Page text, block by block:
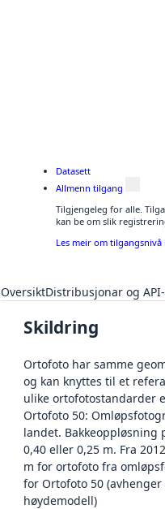
Datasett
Allmenn tilgang
Tilgjengeleg for alle.
kan be om slik
Les meir om tilgangsnivå
OversiktDistribusjonar og
Skildring
Ortofoto har samme
og kan knyttes til et
ulike ortofotostandarder
Ortofoto 50:
landet. Bakkeoppløsning
0,40 eller 0,25 m. Fra
m for ortofoto fra
for Ortofoto 50
høydemodell)